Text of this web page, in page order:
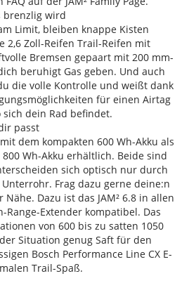
brenzlig wird
Limit, bleiben knappe Kisten
2,6 Zoll-Reifen Trail-Reifen mit
Bremsen gepaart mit 200 mm-
beruhigt Gas geben. Und auch
die volle Kontrolle und weißt dank
für einen Airtag
dein Rad befindet.
passt
dem kompakten 600 Wh-Akku als
Wh-Akku erhältlich. Beide sind
sich optisch nur durch
Frag dazu gerne deine:n
Nähe. Dazu ist das JAM² 6.8 in allen
Range-Extender kompatibel. Das
von 600 bis zu satten 1050
Situation genug Saft für den
Bosch Performance Line CX E-
Trail-Spaß.